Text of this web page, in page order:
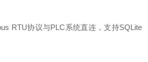
RTU协议与PLC系统直连，支持SQLite